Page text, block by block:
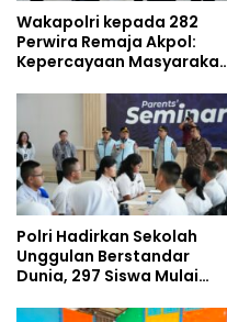
Wakapolri kepada 282
Perwira Remaja Akpol:
Kepercayaan Masyarakat
Polri Hadirkan Sekolah
Unggulan Berstandar
Dunia, 297 Siswa Mulai